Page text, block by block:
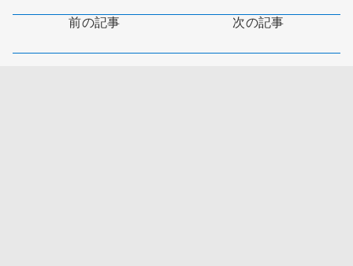
前の記事 次の記事